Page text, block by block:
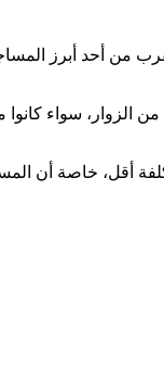
من أحد أبرز
من الزوار، سواء